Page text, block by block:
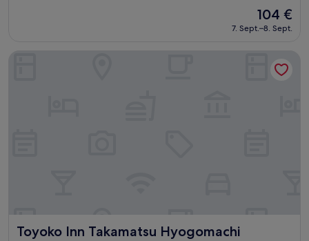
(59
Der
Preis
beträgt
104 €
7. Sept.–8. Sept.
Toyoko Inn Takamatsu Hyogomachi
Toyoko Inn Takamatsu Hyogomachi
Toyoko Inn Takamatsu Hyogomachi